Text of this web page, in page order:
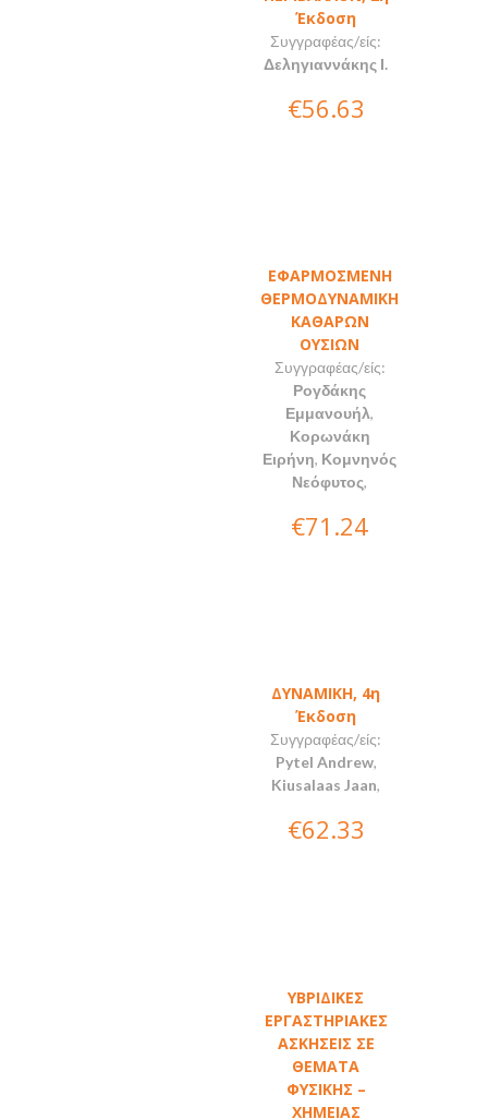
Έκδοση
Συγγραφέας/είς:
Δεληγιαννάκης Ι.
€56.63
ΕΦΑΡΜΟΣΜΕΝΗ
ΘΕΡΜΟΔΥΝΑΜΙΚΗ
ΚΑΘΑΡΩΝ
ΟΥΣΙΩΝ
Συγγραφέας/είς:
Ρογδάκης
Εμμανουήλ,
Κορωνάκη
Ειρήνη, Κομνηνός
Νεόφυτος,
€71.24
ΔΥΝΑΜΙΚΗ, 4η
Έκδοση
Συγγραφέας/είς:
Pytel Andrew,
Kiusalaas Jaan,
€62.33
ΥΒΡΙΔΙΚΕΣ
ΕΡΓΑΣΤΗΡΙΑΚΕΣ
ΑΣΚΗΣΕΙΣ ΣΕ
ΘΕΜΑΤΑ
ΦΥΣΙΚΗΣ –
ΧΗΜΕΙΑΣ